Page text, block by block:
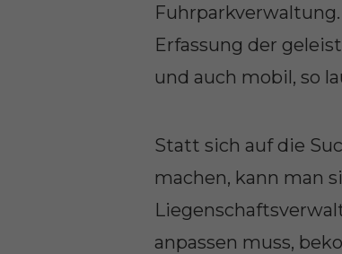
Erfassung der
und auch mobil, so
Statt sich auf die
machen, kann man
anpassen muss,